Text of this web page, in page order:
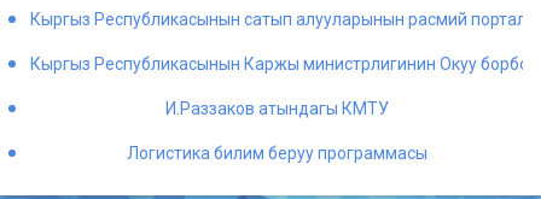
Кыргыз Республикасынын сатып алууларынын расмий порталы
Кыргыз Республикасынын Каржы министрлигинин Окуу
И.Раззаков атындагы КМТУ
Логистика билим беруу программасы